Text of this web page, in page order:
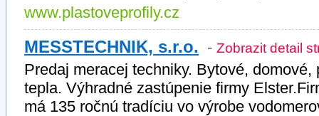
www.plastoveprofily.cz
MESSTECHNIK, s.r.o. - Zobrazit detail
Predaj meracej techniky. Bytové,
tepla. Výhradné zastúpenie firmy
má 135 ročnú tradíciu vo výrobe